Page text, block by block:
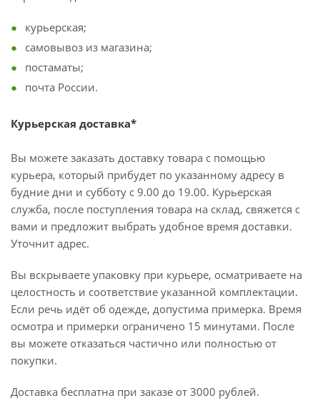
курьерская;
самовывоз из магазина;
постаматы;
почта России.
Курьерская доставка*
Вы можете заказать доставку товара с помощью
курьера, который прибудет по указанному адресу в
будние дни и субботу с 9.00 до 19.00. Курьерская
служба, после поступления товара на склад, свяжется с
вами и предложит выбрать удобное время доставки.
Уточнит адрес.
Вы вскрываете упаковку при курьере, осматриваете на
целостность и соответствие указанной комплектации.
Если речь идёт об одежде, допустима примерка. Время
осмотра и примерки ограничено 15 минутами. После
вы можете отказаться частично или полностью от
покупки.
Доставка бесплатна при заказе от 3000 рублей.